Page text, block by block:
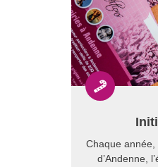

Chaque
d’Andenne,